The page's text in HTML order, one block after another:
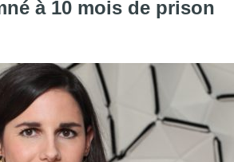
à 10 mois de prison